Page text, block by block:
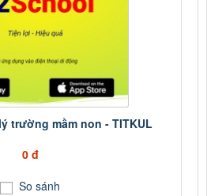
trường mầm non - TITKUL
0 đ
So sánh